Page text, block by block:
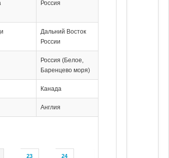
23 24
Россия
Дальний Восток
России
Россия (Белое,
Баренцево моря)
Канада
Англия